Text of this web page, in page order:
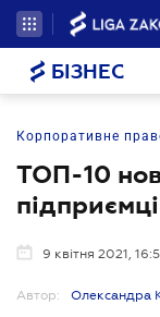
БІЗНЕС
Корпоративне
ТОП-10
9 квітня 2021,
Автор: Олександра